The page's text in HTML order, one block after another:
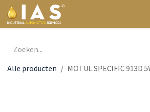
Overslaan naar inhoud
Alle producten MOTUL SPECIFIC 913D